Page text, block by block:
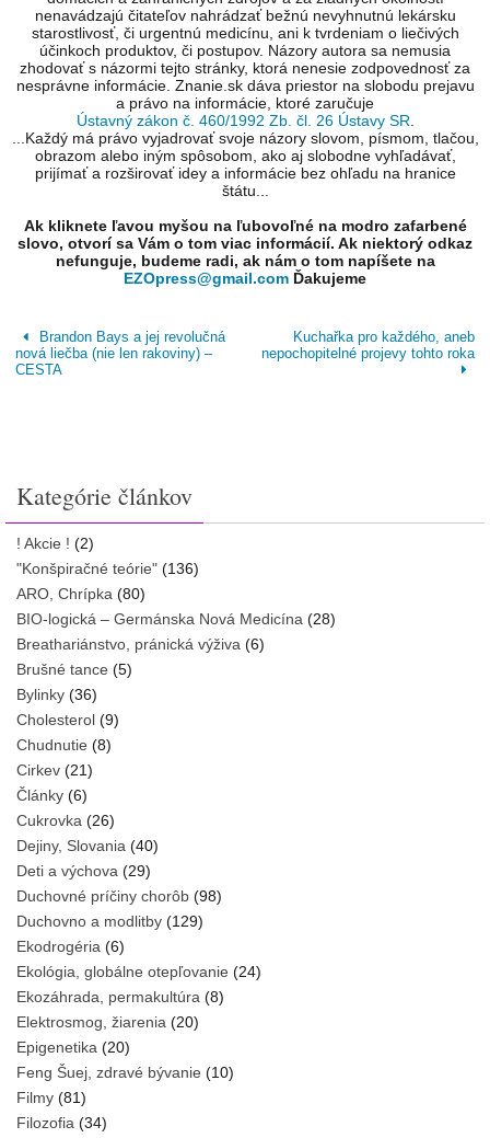
nenavádzajú čitateľov nahrádzať bežnú nevyhnutnú lekársku
starostlivosť, či urgentnú medicínu, ani k tvrdeniam o liečivých
účinkoch produktov, či postupov. Názory autora sa nemusia
zhodovať s názormi tejto stránky, ktorá nenesie zodpovednosť za
nesprávne informácie. Znanie.sk dáva priestor na slobodu prejavu
a právo na informácie, ktoré zaručuje
Ústavný zákon č. 460/1992 Zb. čl. 26 Ústavy SR
...Každý má právo vyjadrovať svoje názory slovom, písmom, tlačou,
obrazom alebo iným spôsobom, ako aj slobodne vyhľadávať,
prijímať a rozširovať idey a informácie bez ohľadu na hranice
štátu...
Ak kliknete ľavou myšou na ľubovoľné na modro zafarbené
slovo, otvorí sa Vám o tom viac informácií. Ak niektorý odkaz
nefunguje, budeme radi, ak nám o tom napíšete na
EZOpress@gmail.com Ďakujeme
Brandon Bays a jej revolučná
nová liečba (nie len rakoviny) –
CESTA
Kuchařka pro každého, aneb
nepochopitelné projevy tohto roka
Kategórie článkov
! Akcie ! (2)
"Konšpiračné teórie" (136)
ARO, Chrípka (80)
BIO-logická – Germánska Nová Medicína (28)
Breathariánstvo, pránická výživa (6)
Brušné tance (5)
Bylinky (36)
Cholesterol (9)
Chudnutie (8)
Cirkev (21)
Články (6)
Cukrovka (26)
Dejiny, Slovania (40)
Deti a výchova (29)
Duchovné príčiny chorôb (98)
Duchovno a modlitby (129)
Ekodrogéria (6)
Ekológia, globálne otepľovanie (24)
Ekozáhrada, permakultúra (8)
Elektrosmog, žiarenia (20)
Epigenetika (20)
Feng Šuej, zdravé bývanie (10)
Filmy (81)
Filozofia (34)